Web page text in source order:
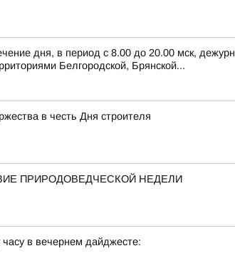
дня, в период с 8.00 до 20.00 мск,
Белгородской, Брянской...
в честь Дня строителя
ПРИРОДОВЕДЧЕСКОЙ НЕДЕЛИ
в вечернем дайджесте: